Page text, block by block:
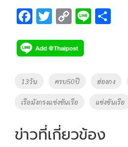
F
e
b
o
o
k
T
tt
er
C
p
y
Li
n
k
Li
Tags
13วัน ครบ50ปี ฮ่องกง
เรือมังกรงแข่งขันเรือ แข่งขันเรือ
ข่าวที่เกี่ยวข้อง